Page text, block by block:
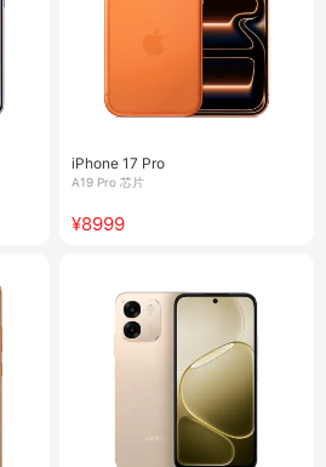
iPhone 17 Pro
A19 Pro 芯片
¥8999